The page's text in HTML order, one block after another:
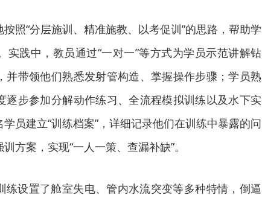
照“分层施训、精准施教、以考促训”的思路，帮助学
实践中，教员通过“一对一”等方式为学员示范讲解钻
并带领他们熟悉发射管构造、掌握操作步骤；学员熟
逐步参加分解动作练习、全流程模拟训练以及水下实
员建立“训练档案”，详细记录他们在训练中暴露的问
方案，实现“一人一策、查漏补缺”。
练设置了舱室失电、管内水流突变等多种特情，倒逼